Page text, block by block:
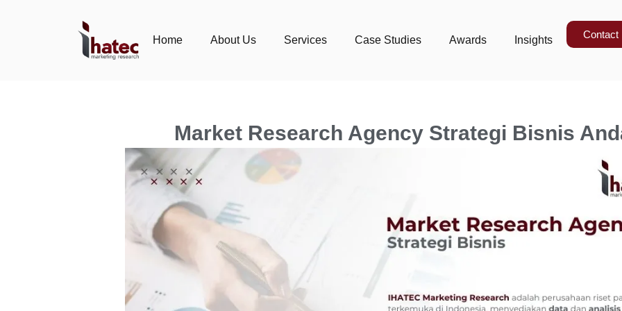
Home About Us Services Case Studies Awards Insights Contact
Market Research Agency Strategi Bisnis